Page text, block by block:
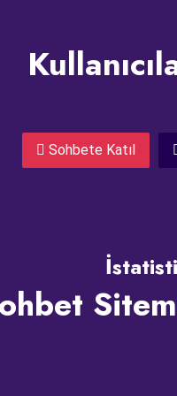
Sohbete Katıl